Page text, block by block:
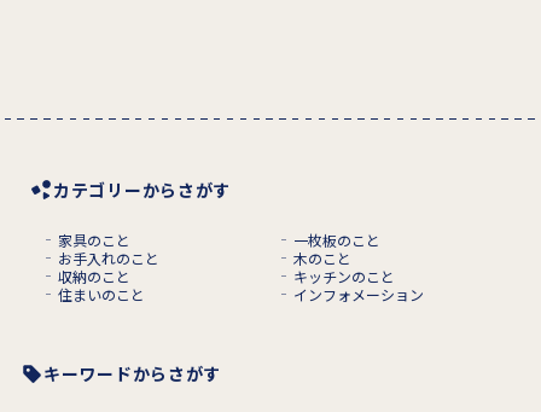
カテゴリーからさがす
家具のこと
一枚板のこと
お手入れのこと
木のこと
収納のこと
キッチンのこと
住まいのこと
インフォメーション
キーワードからさがす